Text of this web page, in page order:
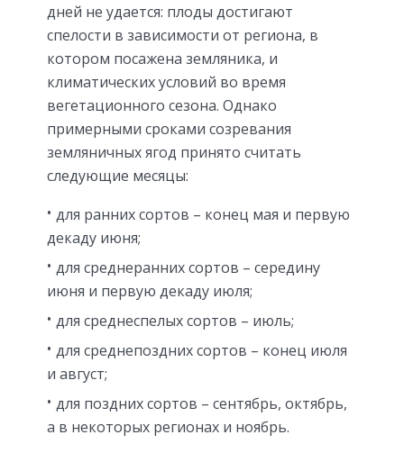
дней не удается: плоды достигают
спелости в зависимости от региона, в
котором посажена земляника, и
климатических условий во время
вегетационного сезона. Однако
примерными сроками созревания
земляничных ягод принято считать
следующие месяцы:
для ранних сортов – конец мая и первую
декаду июня;
для среднеранних сортов – середину
июня и первую декаду июля;
для среднеспелых сортов – июль;
для среднепоздних сортов – конец июля
и август;
для поздних сортов – сентябрь, октябрь,
а в некоторых регионах и ноябрь.